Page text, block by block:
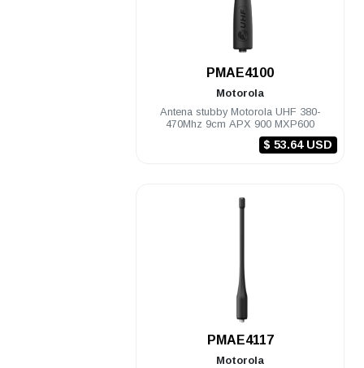
PMAE4100
Motorola
Antena stubby Motorola UHF 380-
470Mhz 9cm APX 900 MXP600
$ 53.64 USD
PMAE4117
Motorola